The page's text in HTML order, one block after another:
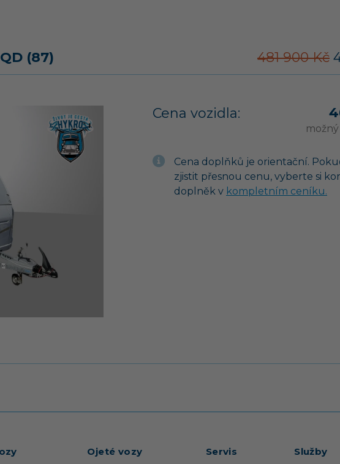
(87) 481 900 Kč
Cena vozidla:
Cena doplňků je orientační.
zjistit přesnou cenu, vyberte si
doplněk v kompletním ceníku.
Ojeté vozy Servis Služby